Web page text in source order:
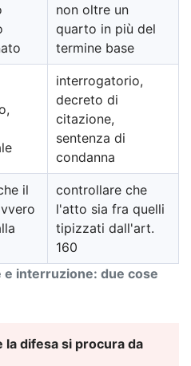
interruzione: due cose
non oltre un
quarto in più del
termine base
interrogatorio,
decreto di
citazione,
sentenza di
condanna
il
controllare che
l'atto sia fra quelli
tipizzati dall'art.
160
difesa si procura da